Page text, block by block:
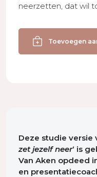
neerzetten, dat wil
Durf,
Leer
en
Toevoegen
Deze studie versie
zet jezelf neer‘ is
Van Aken opdeed
en